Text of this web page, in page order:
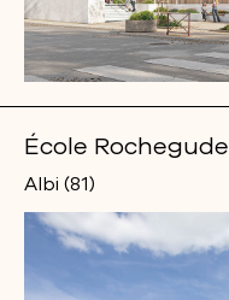
École Rochegude
Albi (81)